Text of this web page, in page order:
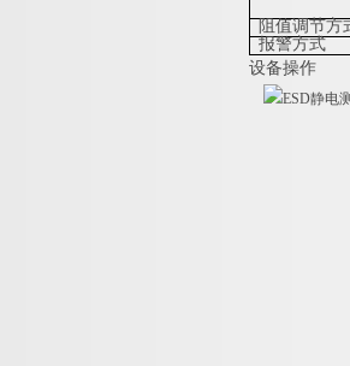
阻值调节方
报警方式
设备操作